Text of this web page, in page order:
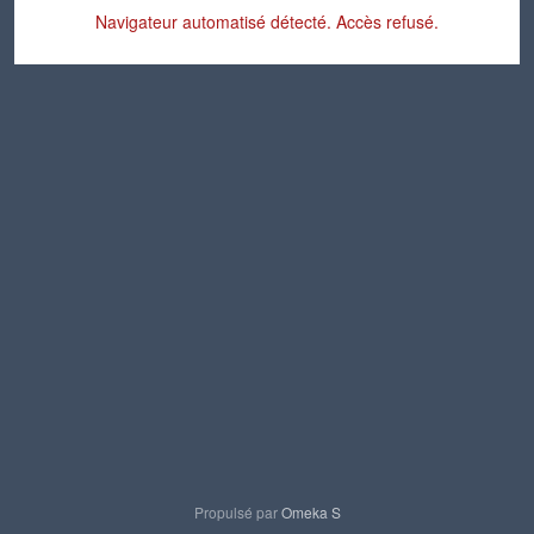
Navigateur automatisé détecté. Accès refusé.
Propulsé parOmeka S